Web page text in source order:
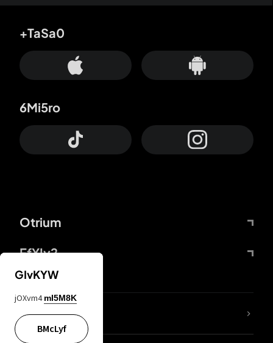
Otrium
FfYIy2
+TaSa0
6Mi5ro
Lj7sBL
GIvKYW
jOXvm4 mI5M8K
BMcLyf